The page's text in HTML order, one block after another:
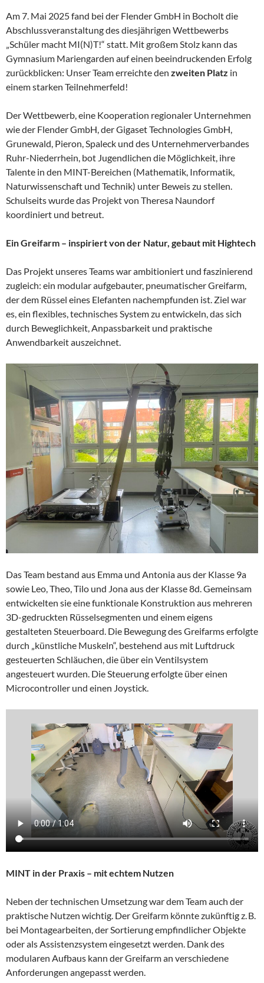
Am 7. Mai 2025 fand bei der Flender GmbH in Bocholt die
Abschlussveranstaltung des diesjährigen Wettbewerbs
„Schüler macht MI(N)T!“ statt. Mit großem Stolz kann das
Gymnasium Mariengarden auf einen beeindruckenden Erfolg
zurückblicken: Unser Team erreichte den zweiten Platz in
einem starken Teilnehmerfeld!
Der Wettbewerb, eine Kooperation regionaler Unternehmen
wie der Flender GmbH, der Gigaset Technologies GmbH,
Grunewald, Pieron, Spaleck und des Unternehmerverbandes
Ruhr-Niederrhein, bot Jugendlichen die Möglichkeit, ihre
Talente in den MINT-Bereichen (Mathematik, Informatik,
Naturwissenschaft und Technik) unter Beweis zu stellen.
Schulseits wurde das Projekt von Theresa Naundorf
koordiniert und betreut.
Ein Greifarm – inspiriert von der Natur, gebaut mit Hightech
Das Projekt unseres Teams war ambitioniert und faszinierend
zugleich: ein modular aufgebauter, pneumatischer Greifarm,
der dem Rüssel eines Elefanten nachempfunden ist. Ziel war
es, ein flexibles, technisches System zu entwickeln, das sich
durch Beweglichkeit, Anpassbarkeit und praktische
Anwendbarkeit auszeichnet.
Das Team bestand aus Emma und Antonia aus der Klasse 9a
sowie Leo, Theo, Tilo und Jona aus der Klasse 8d. Gemeinsam
entwickelten sie eine funktionale Konstruktion aus mehreren
3D-gedruckten Rüsselsegmenten und einem eigens
gestalteten Steuerboard. Die Bewegung des Greifarms erfolgte
durch „künstliche Muskeln“, bestehend aus mit Luftdruck
gesteuerten Schläuchen, die über ein Ventilsystem
angesteuert wurden. Die Steuerung erfolgte über einen
Microcontroller und einen Joystick.
MINT in der Praxis – mit echtem Nutzen
Neben der technischen Umsetzung war dem Team auch der
praktische Nutzen wichtig. Der Greifarm könnte zukünftig z. B.
bei Montagearbeiten, der Sortierung empfindlicher Objekte
oder als Assistenzsystem eingesetzt werden. Dank des
modularen Aufbaus kann der Greifarm an verschiedene
Anforderungen angepasst werden.